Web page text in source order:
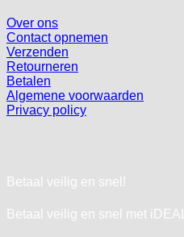
Over ons
Contact opnemen
Verzenden
Retourneren
Betalen
Algemene voorwaarden
Privacy policy
Betaal veilig en snel!
Betaal veilig en snel met